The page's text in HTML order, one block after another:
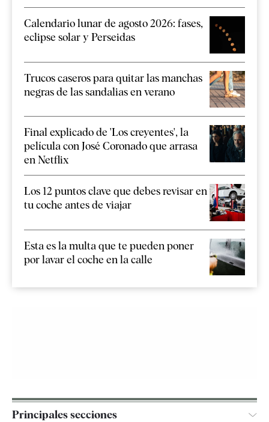
Calendario lunar de agosto 2026: fases,
eclipse solar y Perseidas
Trucos caseros para quitar las manchas
negras de las sandalias en verano
Final explicado de 'Los creyentes', la
película con José Coronado que arrasa
en Netflix
Los 12 puntos clave que debes revisar en
tu coche antes de viajar
Esta es la multa que te pueden poner
por lavar el coche en la calle
Principales secciones